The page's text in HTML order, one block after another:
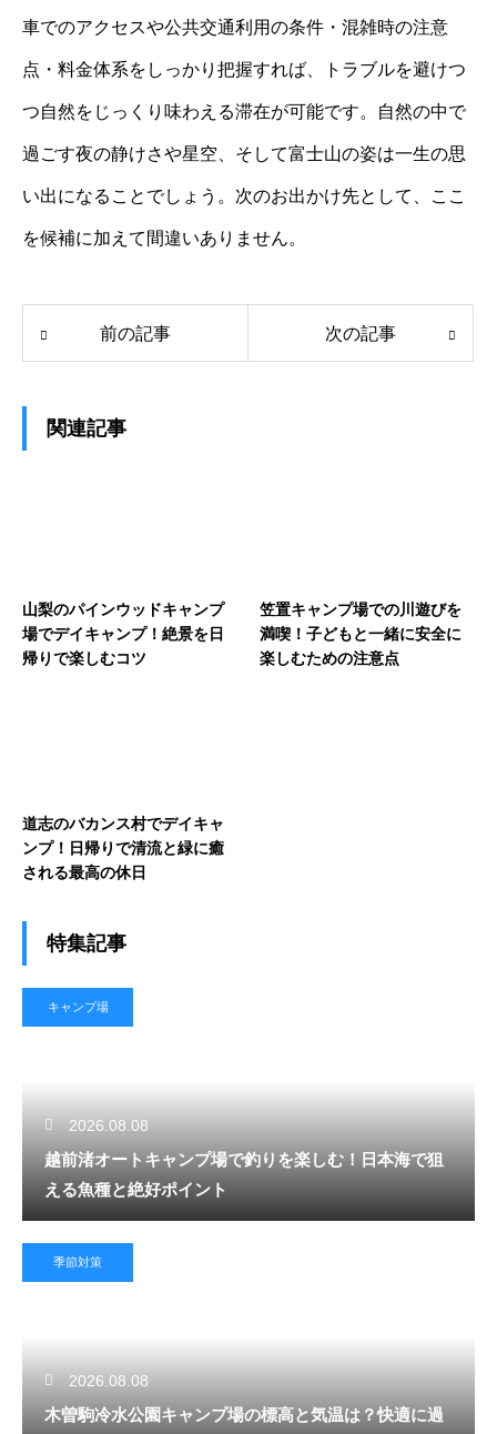
車でのアクセスや公共交通利用の条件・混雑時の注意
点・料金体系をしっかり把握すれば、トラブルを避けつ
つ自然をじっくり味わえる滞在が可能です。自然の中で
過ごす夜の静けさや星空、そして富士山の姿は一生の思
い出になることでしょう。次のお出かけ先として、ここ
を候補に加えて間違いありません。
前の記事 次の記事
関連記事
山梨のパインウッドキャンプ
場でデイキャンプ！絶景を日
帰りで楽しむコツ
笠置キャンプ場での川遊びを
満喫！子どもと一緒に安全に
楽しむための注意点
道志のバカンス村でデイキャ
ンプ！日帰りで清流と緑に癒
される最高の休日
特集記事
キャンプ場
2026.08.08
越前渚オートキャンプ場で釣りを楽しむ！日本海で狙
える魚種と絶好ポイント
季節対策
2026.08.08
木曽駒冷水公園キャンプ場の標高と気温は？快適に過